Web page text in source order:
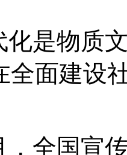
化是物质
全面建设
，全国宣